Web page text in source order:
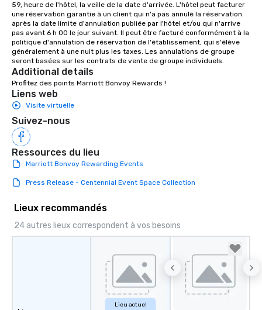
countless
with different people
down at each venue
traverse along the
experiences not only
a tour is stress-free
booked to the minute
Since the menu is
have nothing to worry
remember to submit
date any dietary
59, heure de l'hôtel, la veille de la date d'arrivée. L'hôtel peut facturer
une réservation garantie à un client qui n'a pas annulé la réservation
après la date limite d'annulation publiée par l'hôtel et/ou qui n'arrive
pas avant 6 h 00 le jour suivant. Il peut être facturé conformément à la
politique d'annulation de réservation de l'établissement, qui s'élève
généralement à une nuit plus les taxes. Les annulations de groupe
seront basées sur les contrats de vente de groupe individuels.
Additional details
Profitez des points Marriott Bonvoy Rewards !
Liens web
Visite virtuelle
Suivez-nous
Ressources du lieu
Marriott Bonvoy Rewarding Events
Press Release - Centennial Event Space Collection
Lieux recommandés
24 autres lieux correspondent à vos besoins
Lieu actuel